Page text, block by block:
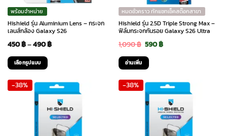
chosen
on
the
product
chosen
on
the
product
พร้อมจำหน่าย
Hishield รุ่น Aluminium Lens – กระจก
เลนส์กล้อง Galaxy S26
450฿–490฿Price
through
490 ฿
เลือกรูปแบบ
product
หมดชั่วคราว ทักแชทเช็คสต๊อกสาขา
Hishield รุ่น 2.5D Triple Strong Max –
ฟิล์มกระจกกันรอย Galaxy S26 Ultra
1,090฿ Original
price
was:
1,090 ฿.
590฿Current
590 ฿.
อ่านเพิ่ม
-38% -38%